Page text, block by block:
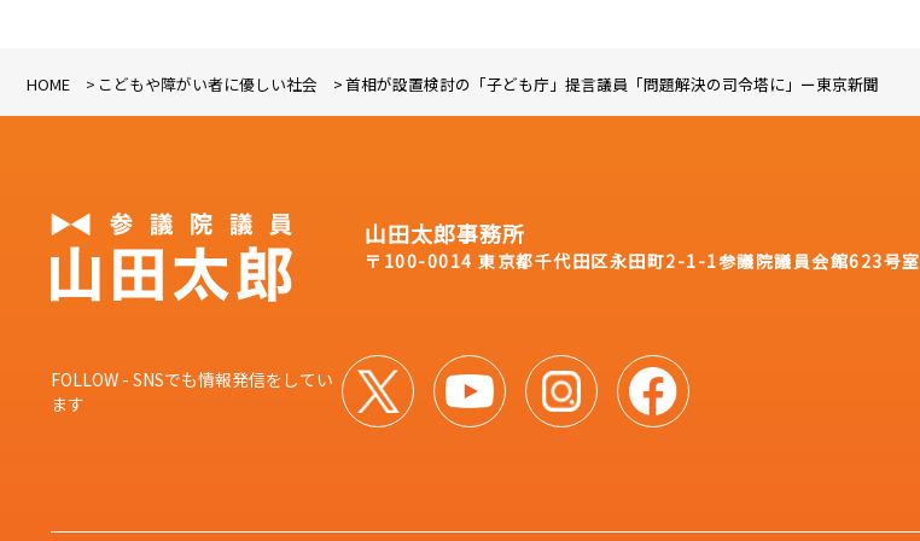
HOME こどもや障がい者に優しい社会 首相が設置検討の「子ども庁」提言議員「問題解決の司令塔に」ー東京新聞
FOLLOW - SNSでも情報発信をしてい
ます
山田太郎事務所
〒100-0014 東京都千代田区永田町2-1-1参議院議員会館623号室